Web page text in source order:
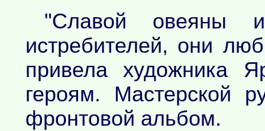
"Славой овеяны
истребителей, они
привела художника
героям. Мастерской
фронтовой альбом.